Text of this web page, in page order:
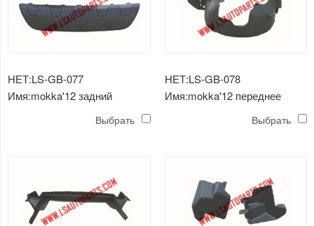
НЕТ:LS-GB-077
Имя:mokka'12 задний
Выбрать
НЕТ:LS-GB-078
Имя:mokka'12 переднее
Выбрать